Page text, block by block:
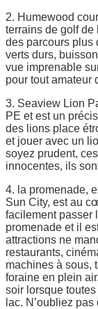
2. Humewood
terrains de golf de
des parcours plus
verts durs,
vue imprenable
pour tout amateur
3. Seaview Lion
PE et est un
des lions place
et jouer avec un
soyez prudent,
innocentes, ils
4. la promenade,
Sun City, est au
facilement passer
promenade et il
attractions ne
restaurants,
machines à sous,
foraine en plein
soir lorsque
lac. N’oubliez